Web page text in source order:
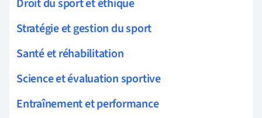
Stratégie et gestion du sport
Santé et réhabilitation
Science et évaluation sportive
Entraînement et performance